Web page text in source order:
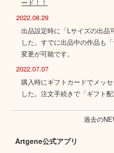
ード！！
2022.08.29
出品設定時に「Lサイズの出品
した。すでに出品中の作品も
変更が可能です。
2022.07.07
購入時にギフトカードでメッ
した。注文手続きで「ギフト
過去の
Artgene公式アプリ